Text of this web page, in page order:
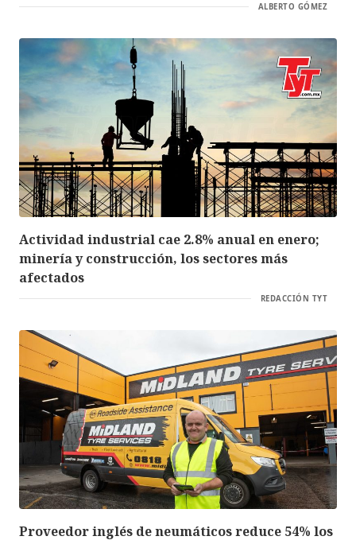
ALBERTO GÓMEZ
Actividad industrial cae 2.8% anual en enero;
minería y construcción, los sectores más
afectados
REDACCIÓN TYT
Proveedor inglés de neumáticos reduce 54% los